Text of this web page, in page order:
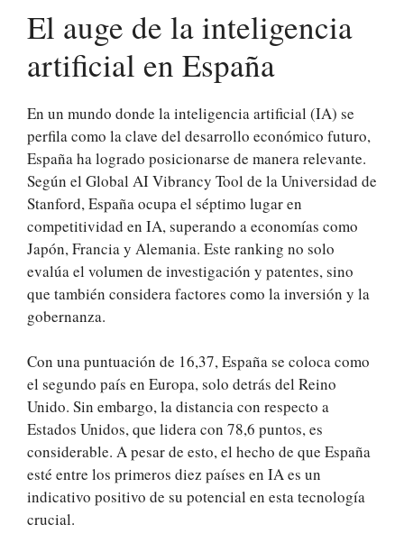
El auge de la inteligencia
artificial en España
En un mundo donde la inteligencia artificial (IA) se
perfila como la clave del desarrollo económico futuro,
España ha logrado posicionarse de manera relevante.
Según el Global AI Vibrancy Tool de la Universidad de
Stanford, España ocupa el séptimo lugar en
competitividad en IA, superando a economías como
Japón, Francia y Alemania. Este ranking no solo
evalúa el volumen de investigación y patentes, sino
que también considera factores como la inversión y la
gobernanza.
Con una puntuación de 16,37, España se coloca como
el segundo país en Europa, solo detrás del Reino
Unido. Sin embargo, la distancia con respecto a
Estados Unidos, que lidera con 78,6 puntos, es
considerable. A pesar de esto, el hecho de que España
esté entre los primeros diez países en IA es un
indicativo positivo de su potencial en esta tecnología
crucial.